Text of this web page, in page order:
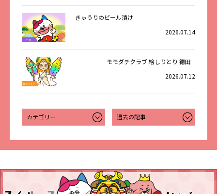
きゅうりのビール漬け
2026.07.14
モモダチクラブ 絵しりとり 德田
2026.07.12